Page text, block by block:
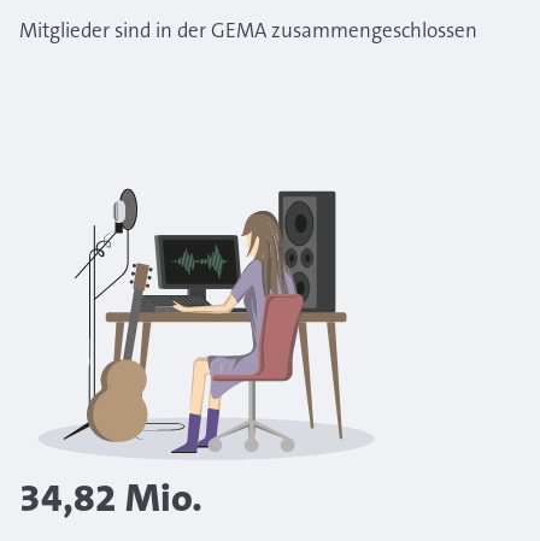
Mitglieder sind in der GEMA zusammengeschlossen
34,82 Mio.